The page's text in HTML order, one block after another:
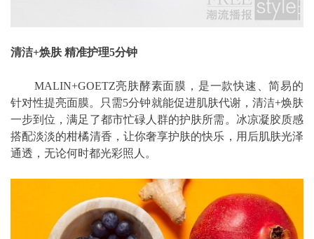
清洁+焕肤 精准护理5分钟
MALIN+GOETZ亮肤酵素面膜，是一款快速、简易的
针对性提亮面膜。只需5分钟就能促进肌肤代谢，清洁+焕肤
一步到位，满足了都市忙碌人群的护肤所需。冰凉凝胶质感
搭配淡淡的柑橘清香，让你奢享护肤的快乐，用后肌肤光泽
通透，无论何时都光彩照人。